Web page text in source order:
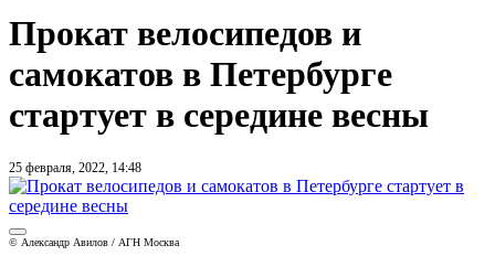
Прокат велосипедов и
самокатов в Петербурге
стартует в середине весны
25 февраля, 2022, 14:48
© Александр Авилов / АГН Москва